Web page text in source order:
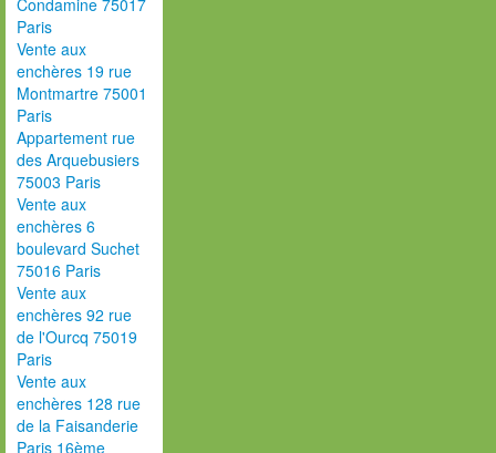
Condamine 75017
Paris
Vente aux
enchères 19 rue
Montmartre 75001
Paris
Appartement rue
des Arquebusiers
75003 Paris
Vente aux
enchères 6
boulevard Suchet
75016 Paris
Vente aux
enchères 92 rue
de l'Ourcq 75019
Paris
Vente aux
enchères 128 rue
de la Faisanderie
Paris 16ème